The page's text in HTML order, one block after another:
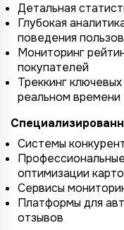
Детальная
Глубокая
поведения
Мониторинг
покупателей
Треккинг
реальном времени
Системы
оптимизации
Сервисы
Платформы для
отзывов